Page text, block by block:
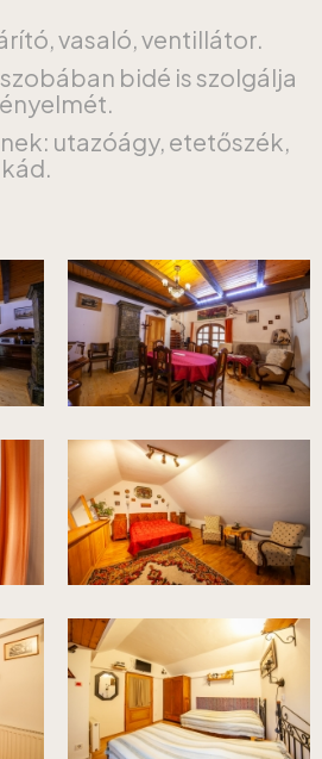
vasaló, ventillátor.
bidé is szolgálja
utazóágy, etetőszék,